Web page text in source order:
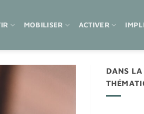
MOBILISER ACTIVER
DANS LA